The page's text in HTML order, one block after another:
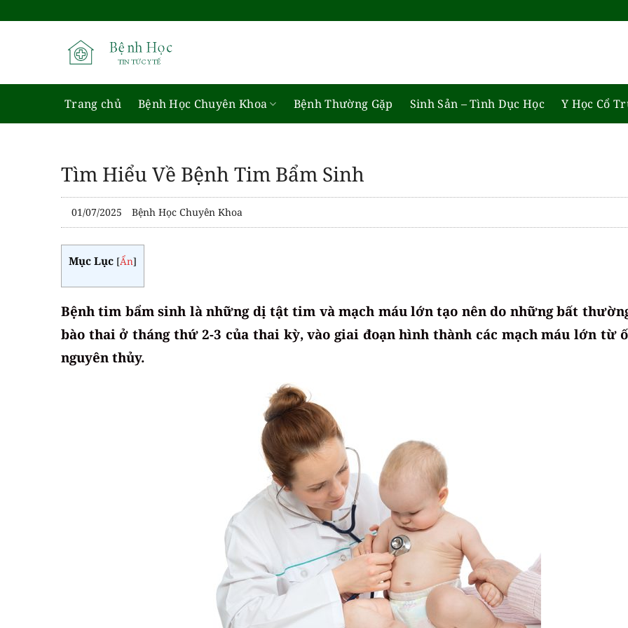
qua
Trang chủ Bệnh Học Chuyên Khoa Bệnh Thường Gặp Sinh Sản – Tình Dục Học Y Học Cổ
Tìm Hiểu Về Bệnh Tim Bẩm Sinh
01/07/2025 Bệnh Học Chuyên Khoa
Mục Lục [Ẩn]
Bệnh tim bẩm sinh là những dị tật tim và mạch máu lớn tạo nên do những bất
bào thai ở tháng thứ 2-3 của thai kỳ, vào giai đoạn hình thành các mạch máu lớn từ
nguyên thủy.